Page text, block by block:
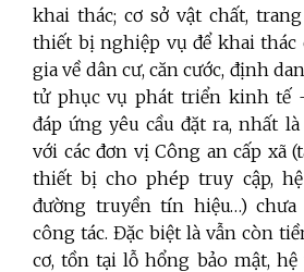
khai thác; cơ sở vật chất,
thiết bị nghiệp vụ để khai thác
gia về dân cư, căn cước, định
tử phục vụ phát triển kinh tế
đáp ứng yêu cầu đặt ra, nhất
với các đơn vị Công an cấp xã
thiết bị cho phép truy cập,
đường truyền tín hiệu…) chưa
công tác. Đặc biệt là vẫn còn
cơ, tồn tại lỗ hổng bảo mật,